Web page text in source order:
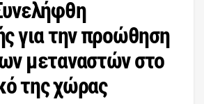
για την προώθηση
μεταναστών στο
της χώρας